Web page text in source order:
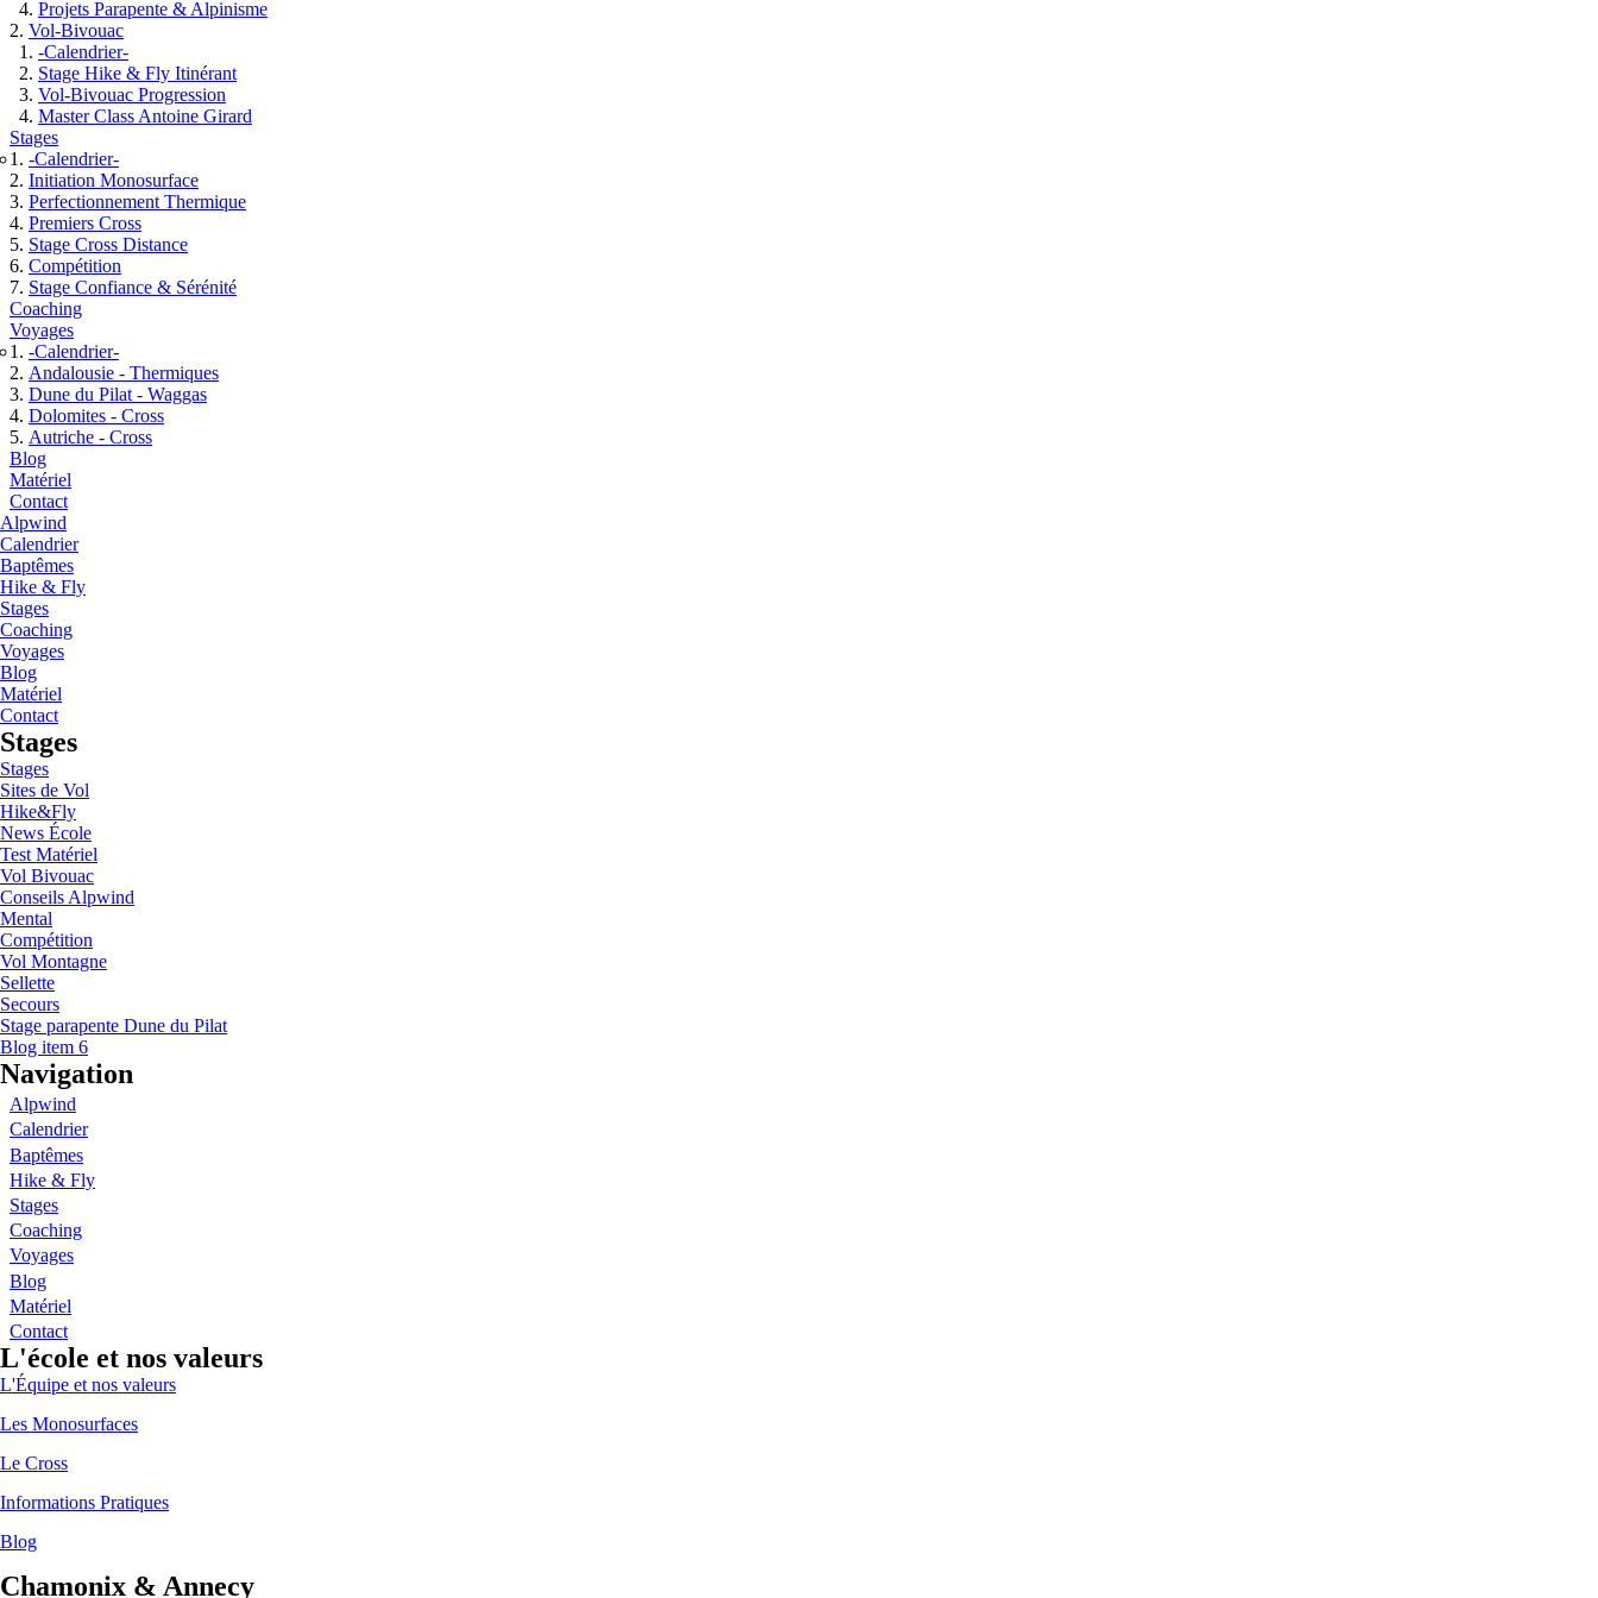
Projets Parapente & Alpinisme
Vol-Bivouac
-Calendrier-
Stage Hike & Fly Itinérant
Vol-Bivouac Progression
Master Class Antoine Girard
Stages
-Calendrier-
Initiation Monosurface
Perfectionnement Thermique
Premiers Cross
Stage Cross Distance
Compétition
Stage Confiance & Sérénité
Coaching
Voyages
-Calendrier-
Andalousie - Thermiques
Dune du Pilat - Waggas
Dolomites - Cross
Autriche - Cross
Blog
Matériel
Contact
Alpwind
Calendrier
Baptêmes
Hike & Fly
Stages
Coaching
Voyages
Blog
Matériel
Contact
Stages
Stages
Sites de Vol
Hike&Fly
News École
Test Matériel
Vol Bivouac
Conseils Alpwind
Mental
Compétition
Vol Montagne
Sellette
Secours
Stage parapente Dune du Pilat
Blog item 6
Navigation
Alpwind
Calendrier
Baptêmes
Hike & Fly
Stages
Coaching
Voyages
Blog
Matériel
Contact
L'école et nos valeurs
L'Équipe et nos valeurs
Les Monosurfaces
Le Cross
Informations Pratiques
Blog
Chamonix & Annecy